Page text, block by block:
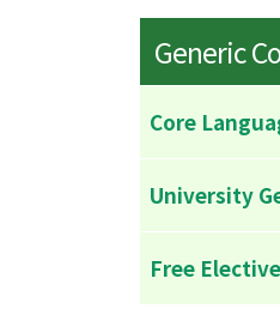
Generic
Core
University
Free